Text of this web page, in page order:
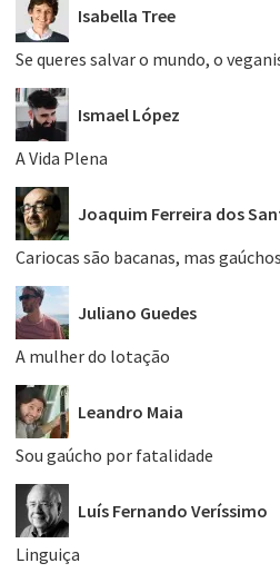
Isabella Tree
Se queres salvar o mundo, o
Ismael López
A Vida Plena
Joaquim Ferreira dos
Cariocas são bacanas, mas
Juliano Guedes
A mulher do lotação
Leandro Maia
Sou gaúcho por fatalidade
Luís Fernando Veríssimo
Linguiça